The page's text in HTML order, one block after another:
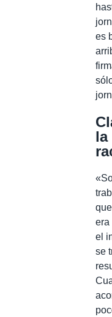
es
la
era
el
se